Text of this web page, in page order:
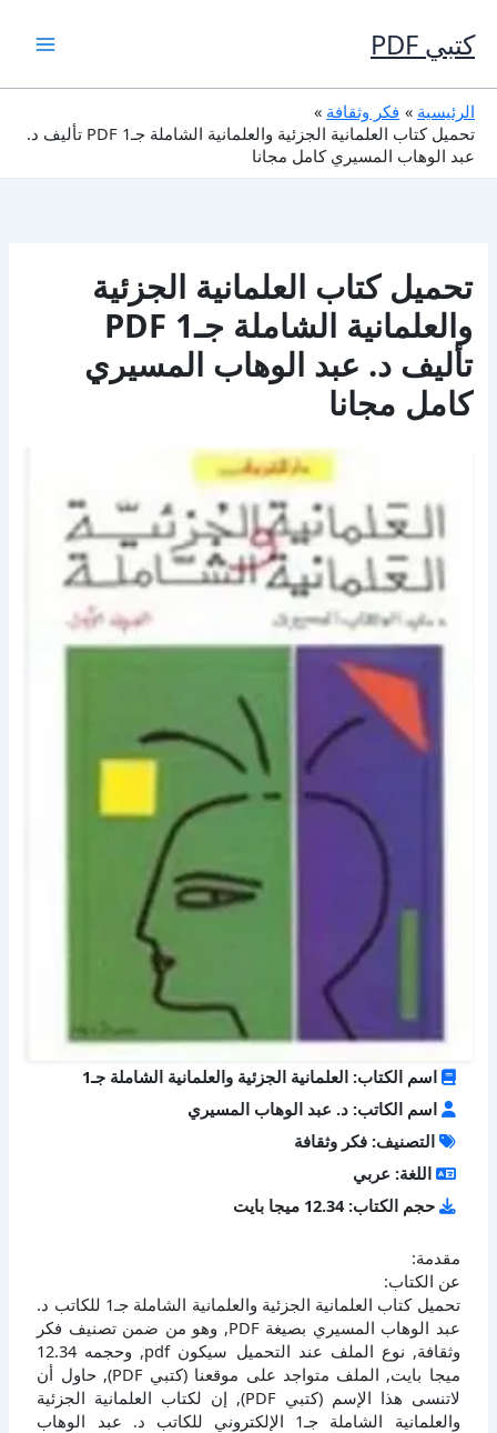
إلى
المحتوى
كتبي PDF
الرئيسية
فكر وثقافة
تحميل كتاب العلمانية الجزئية والعلمانية الشاملة جـ1 PDF تأليف د.
عبد الوهاب المسيري كامل مجانا
تحميل كتاب العلمانية الجزئية
والعلمانية الشاملة جـ1 PDF
تأليف د. عبد الوهاب المسيري
كامل مجانا
اسم الكتاب: العلمانية الجزئية والعلمانية الشاملة جـ1
اسم الكاتب: د. عبد الوهاب المسيري
التصنيف: فكر وثقافة
اللغة: عربي
حجم الكتاب: 12.34 ميجا بايت
مقدمة:
عن الكتاب:
تحميل كتاب العلمانية الجزئية والعلمانية الشاملة جـ1 للكاتب د.
عبد الوهاب المسيري بصيغة PDF, وهو من ضمن تصنيف فكر
وثقافة, نوع الملف عند التحميل سيكون pdf, وحجمه 12.34
ميجا بايت, الملف متواجد على موقعنا (كتبي PDF), حاول أن
لاتنسى هذا الإسم (كتبي PDF), إن لكتاب العلمانية الجزئية
والعلمانية الشاملة جـ1 الإلكتروني للكاتب د. عبد الوهاب